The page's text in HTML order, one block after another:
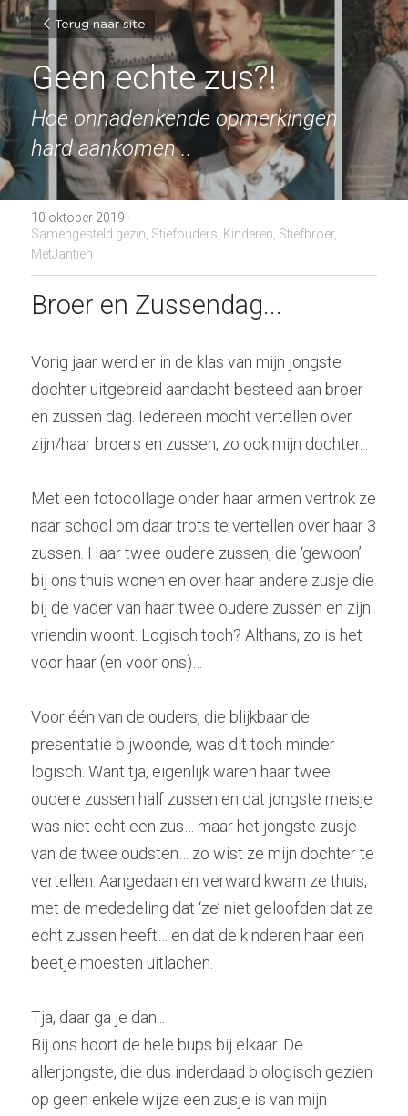
Terug naar site
Geen echte zus?!
Hoe onnadenkende opmerkingen
hard aankomen ..
10 oktober 2019 ·
Samengesteld gezin, Stiefouders, Kinderen, Stiefbroer,
MetJantien
Broer en Zussendag...
Vorig jaar werd er in de klas van mijn jongste
dochter uitgebreid aandacht besteed aan broer
en zussen dag. Iedereen mocht vertellen over
zijn/haar broers en zussen, zo ook mijn dochter...
Met een fotocollage onder haar armen vertrok ze
naar school om daar trots te vertellen over haar 3
zussen. Haar twee oudere zussen, die ‘gewoon’
bij ons thuis wonen en over haar andere zusje die
bij de vader van haar twee oudere zussen en zijn
vriendin woont. Logisch toch? Althans, zo is het
voor haar (en voor ons)…
Voor één van de ouders, die blijkbaar de
presentatie bijwoonde, was dit toch minder
logisch. Want tja, eigenlijk waren haar twee
oudere zussen half zussen en dat jongste meisje
was niet echt een zus… maar het jongste zusje
van de twee oudsten… zo wist ze mijn dochter te
vertellen. Aangedaan en verward kwam ze thuis,
met de mededeling dat ‘ze’ niet geloofden dat ze
echt zussen heeft… en dat de kinderen haar een
beetje moesten uitlachen.
Tja, daar ga je dan...
Bij ons hoort de hele bups bij elkaar. De
allerjongste, die dus inderdaad biologisch gezien
op geen enkele wijze een zusje is van mijn